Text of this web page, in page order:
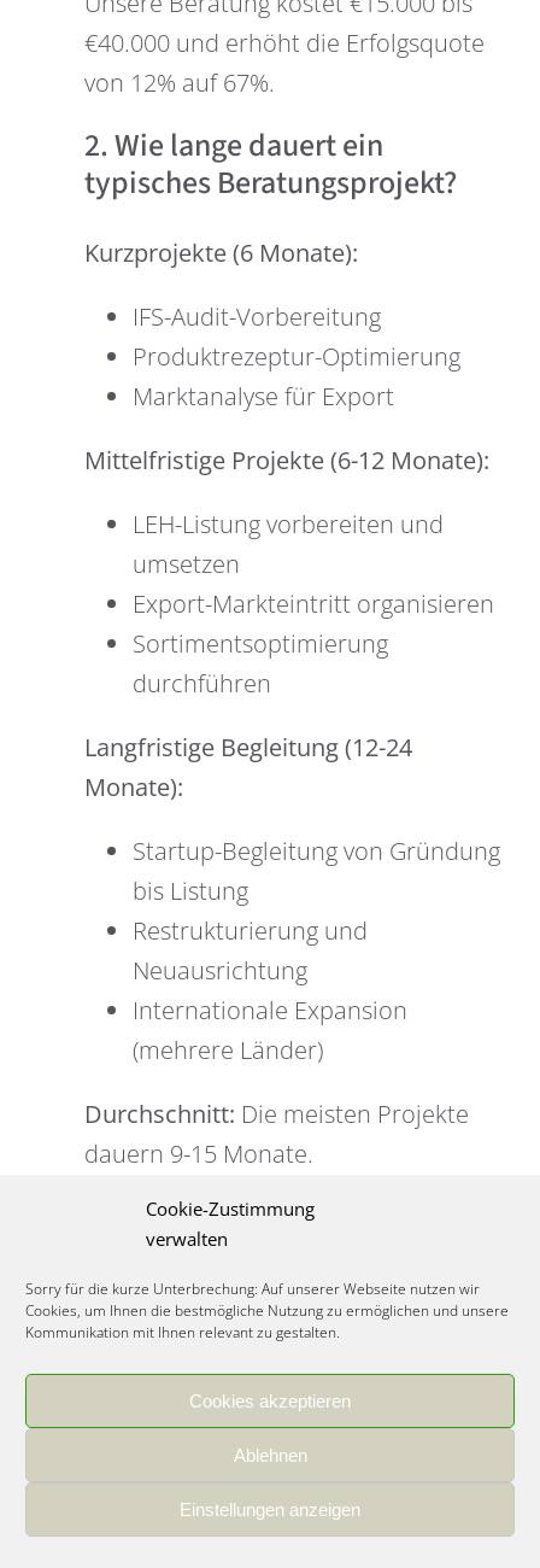
Cookie-Zustimmung
verwalten
Sorry für die kurze Unterbrechung: Auf unserer Webseite nutzen wir
Cookies, um Ihnen die bestmögliche Nutzung zu ermöglichen und unsere
Kommunikation mit Ihnen relevant zu gestalten.
Cookies akzeptieren
Ablehnen
Einstellungen anzeigen
€40.000 und erhöht die Erfolgsquote
von 12% auf 67%.
2. Wie lange dauert ein
typisches Beratungsprojekt?
Kurzprojekte (6 Monate):
IFS-Audit-Vorbereitung
Produktrezeptur-Optimierung
Marktanalyse für Export
Mittelfristige Projekte (6-12 Monate):
LEH-Listung vorbereiten und
umsetzen
Export-Markteintritt organisieren
Sortimentsoptimierung
durchführen
Langfristige Begleitung (12-24
Monate):
Startup-Begleitung von Gründung
bis Listung
Restrukturierung und
Neuausrichtung
Internationale Expansion
(mehrere Länder)
Durchschnitt: Die meisten Projekte
dauern 9-15 Monate.
3. Sind Ihre Berater qualifiziert?
Welche Zertifikate haben Sie?
Unser Team bringt folgende
IFS-Auditoren (zertifiziert für IFS
HACCP-Trainer (anerkannte
Schulungen)